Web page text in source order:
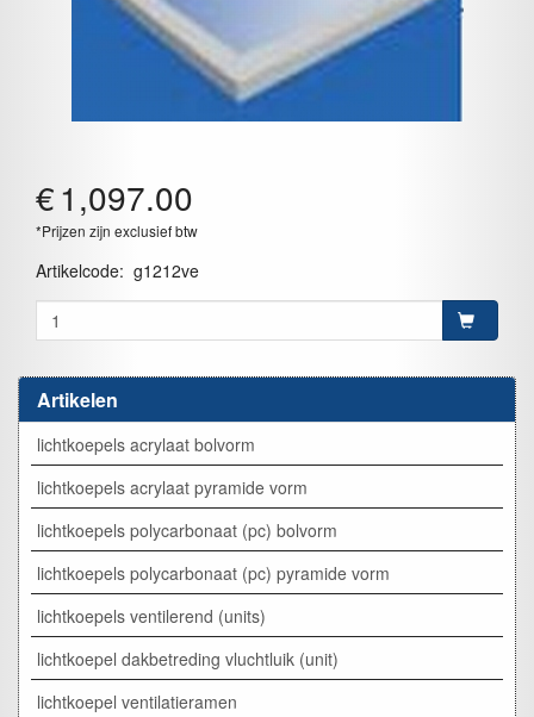
Artikelen
lichtkoepels acrylaat bolvorm
lichtkoepels acrylaat pyramide vorm
lichtkoepels polycarbonaat (pc) bolvorm
lichtkoepels polycarbonaat (pc) pyramide vorm
lichtkoepels ventilerend (units)
lichtkoepel dakbetreding vluchtluik (unit)
lichtkoepel ventilatieramen
€1,097.00
*Prijzen zijn exclusief btw
Artikelcode: g1212ve